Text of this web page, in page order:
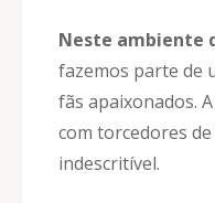
Neste ambiente
fazemos parte de
fãs apaixonados.
com torcedores
indescritível.